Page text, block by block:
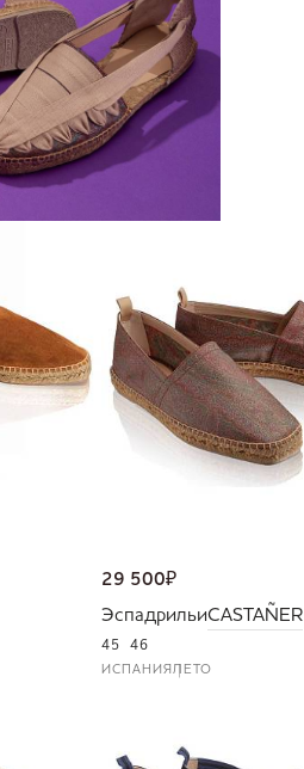
29 500₽
ЭспадрильиCASTAÑER
45 46
ИСПАНИЯЛЕТО